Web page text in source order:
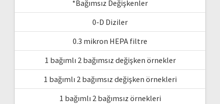
*Bağımsız Değişkenler
0-D Diziler
0.3 mikron HEPA filtre
1 bağımlı 2 bağımsız değişken örnekler
1 bağımlı 2 bağımsız değişken örnekleri
1 bağımlı 2 bağımsız örnekleri